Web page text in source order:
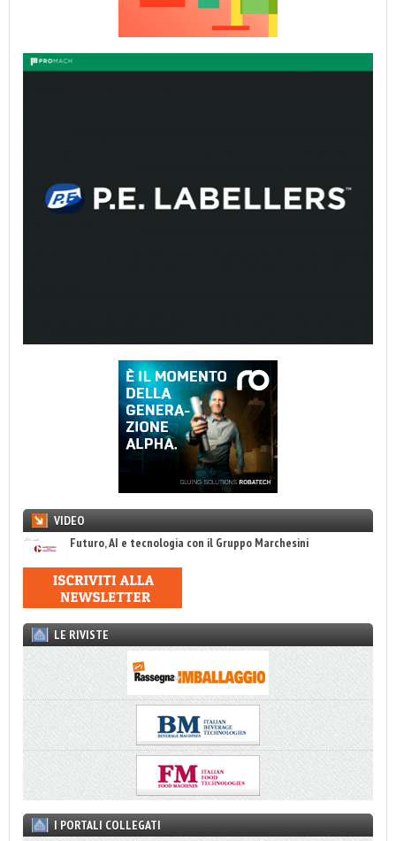
VIDEO
Futuro, AI e tecnologia con il Gruppo Marchesini
LE RIVISTE
I PORTALI COLLEGATI